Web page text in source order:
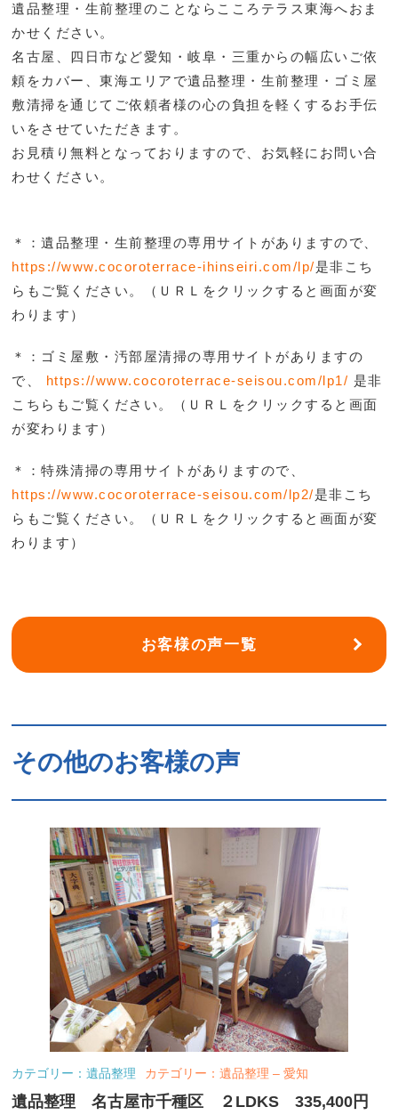
遺品整理・生前整理のことならこころテラス東海へおま
かせください。
名古屋、四日市など愛知・岐阜・三重からの幅広いご依
頼をカバー、東海エリアで遺品整理・生前整理・ゴミ屋
敷清掃を通じてご依頼者様の心の負担を軽くするお手伝
いをさせていただきます。
お見積り無料となっておりますので、お気軽にお問い合
わせください。
＊：遺品整理・生前整理の専用サイトがありますので、
https://www.cocoroterrace-ihinseiri.com/lp/是非こち
らもご覧ください。（ＵＲＬをクリックすると画面が変
わります）
＊：ゴミ屋敷・汚部屋清掃の専用サイトがありますの
で、 https://www.cocoroterrace-seisou.com/lp1/ 是非
こち らもご覧ください。（ＵＲＬをクリックすると画面
が変わります）
＊：特殊清掃の専用サイトがありますので、
https://www.cocoroterrace-seisou.com/lp2/是非こち
らもご覧ください。（ＵＲＬをクリックすると画面が変
わります）
お客様の声一覧
その他のお客様の声
カテゴリー：遺品整理 カテゴリー：遺品整理 – 愛知
遺品整理 名古屋市千種区 ２LDKS 335,400円